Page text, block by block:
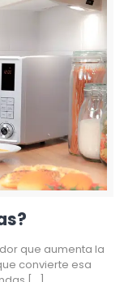
que aumenta la
convierte esa